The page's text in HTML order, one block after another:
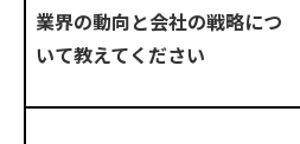
業界の動向と会社の戦略につ
いて教えてください